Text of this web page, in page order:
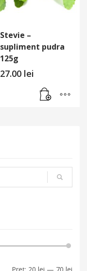
Stevie –
supliment pudra
125g
27.00 lei